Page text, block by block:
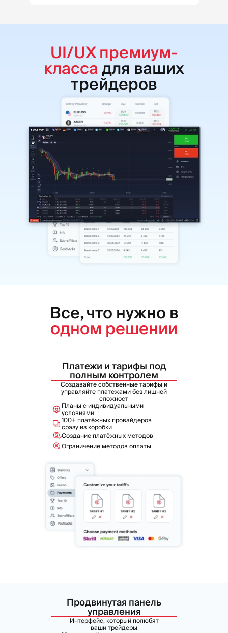
UI/UX премиум-
класса для ваших
трейдеров
Все, что нужно в
одном решении
Платежи и тарифы под
полным контролем
Создавайте собственные тарифы и
управляйте платежами без лишней
сложност
Планы с индивидуальными
условиями
100+ платёжных провайдеров
сразу из коробки
Создание платёжных методов
Ограничение методов оплаты
Продвинутая панель
управления
Интерфейс, который полюбят
ваши трейдеры